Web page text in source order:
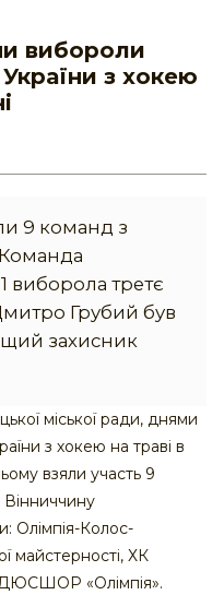
вибороли
з хокею
9 команд з
Команда
третє
Грубий був
захисник
міської ради, днями
з хокею на траві в
взяли участь 9
Вінниччину
Олімпія-Колос-
майстерності, ХК
«Олімпія».